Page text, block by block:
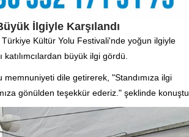
İlgiyle Karşılandı
Kültür Yolu Festivali'nde yoğun ilgiyle
büyük ilgi gördü.
dile getirerek, "Standımıza ilgi
gönülden teşekkür ederiz." şeklinde konuştu.